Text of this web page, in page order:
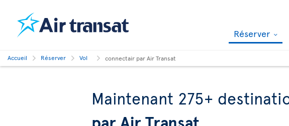
Réserver
Accueil Réserver Vol connectair par Air Transat
Maintenant 275+